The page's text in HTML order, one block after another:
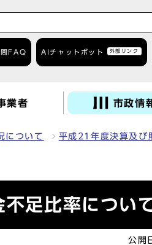
FAQ AIチャットボット 外部リンク
業者 市政情
について 平成21年度決算及び
足比率につい
公開